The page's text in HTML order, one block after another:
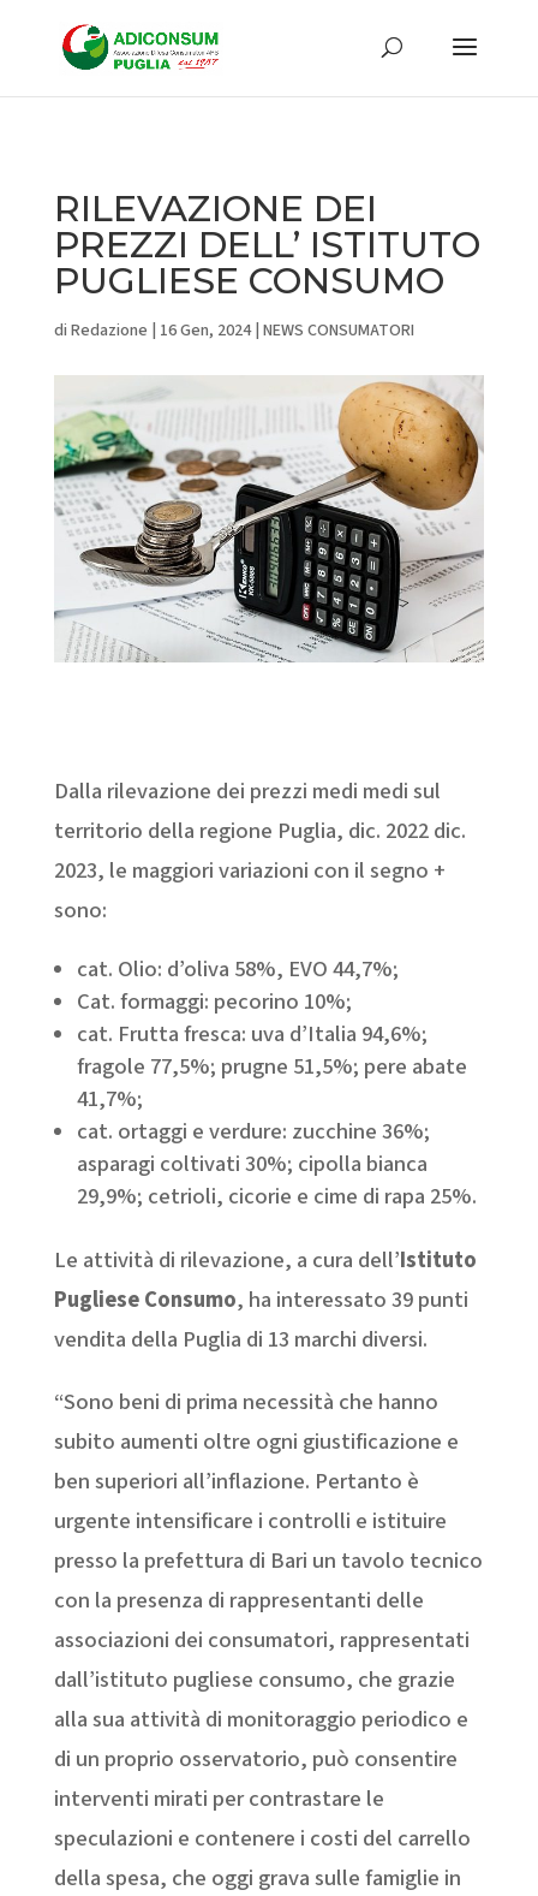
RILEVAZIONE DEI
PREZZI DELL’ ISTITUTO
PUGLIESE CONSUMO
di Redazione 16 Gen, 2024| NEWS CONSUMATORI
Dalla rilevazione dei prezzi medi medi sul
territorio della regione Puglia, dic. 2022 dic.
2023, le maggiori variazioni con il segno +
sono:
cat. Olio: d’oliva 58%, EVO 44,7%;
Cat. formaggi: pecorino 10%;
cat. Frutta fresca: uva d’Italia 94,6%;
fragole 77,5%; prugne 51,5%; pere abate
41,7%;
cat. ortaggi e verdure: zucchine 36%;
asparagi coltivati 30%; cipolla bianca
29,9%; cetrioli, cicorie e cime di rapa 25%.
Le attività di rilevazione, a cura dell’Istituto
Pugliese Consumo, ha interessato 39 punti
vendita della Puglia di 13 marchi diversi.
“Sono beni di prima necessità che hanno
subito aumenti oltre ogni giustificazione e
ben superiori all’inflazione. Pertanto è
urgente intensificare i controlli e istituire
presso la prefettura di Bari un tavolo tecnico
con la presenza di rappresentanti delle
associazioni dei consumatori, rappresentati
dall’istituto pugliese consumo, che grazie
alla sua attività di monitoraggio periodico e
di un proprio osservatorio, può consentire
interventi mirati per contrastare le
speculazioni e contenere i costi del carrello
della spesa, che oggi grava sulle famiglie in